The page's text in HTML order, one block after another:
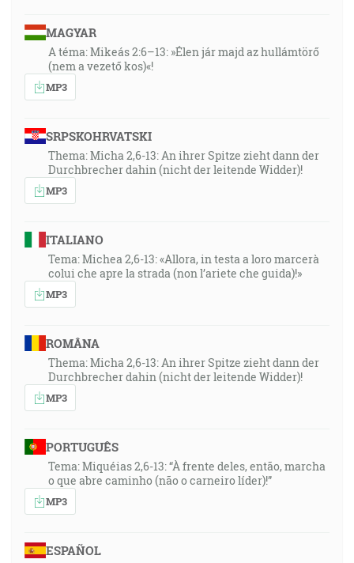
MAGYAR
A téma: Mikeás 2:6–13: »Élen jár majd az hullámtörő
(nem a vezető kos)«!
MP3
SRPSKOHRVATSKI
Thema: Micha 2,6-13: An ihrer Spitze zieht dann der
Durchbrecher dahin (nicht der leitende Widder)!
MP3
ITALIANO
Tema: Michea 2,6-13: «Allora, in testa a loro marcerà
colui che apre la strada (non l’ariete che guida)!»
MP3
ROMÂNA
Thema: Micha 2,6-13: An ihrer Spitze zieht dann der
Durchbrecher dahin (nicht der leitende Widder)!
MP3
PORTUGUÊS
Tema: Miquéias 2,6-13: “À frente deles, então, marcha
o que abre caminho (não o carneiro líder)!”
MP3
ESPAÑOL